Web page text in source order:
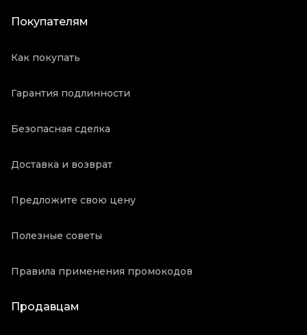
Покупателям
Как покупать
Гарантия подлинности
Безопасная сделка
Доставка и возврат
Предложите свою цену
Полезные советы
Правила применения промокодов
Продавцам